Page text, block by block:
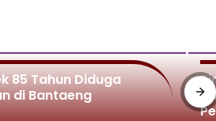
85 Tahun Diduga
di Bantaeng